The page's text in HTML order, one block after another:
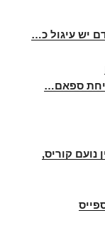
יש עיגול כ…
ספאם…
נועם קוריס,